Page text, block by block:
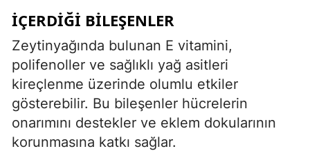
İÇERDIĞI BILEŞENLER
Zeytinyağında bulunan E vitamini,
polifenoller ve sağlıklı yağ asitleri
kireçlenme üzerinde olumlu etkiler
gösterebilir. Bu bileşenler hücrelerin
onarımını destekler ve eklem dokularının
korunmasına katkı sağlar.